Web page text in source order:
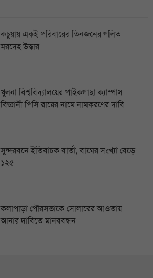
কচুয়ায় একই পরিবারের তিনজনের গলিত
মরদেহ উদ্ধার
খুলনা বিশ্ববিদ্যালয়ের পাইকগাছা ক্যাম্পাস
বিজ্ঞানী পিসি রায়ের নামে নামকরণের দাবি
সুন্দরবনে ইতিবাচক বার্তা, বাঘের সংখ্যা বেড়ে
১২৫
কলাপাড়া পৌরসভাকে সোলারের আওতায়
আনার দাবিতে মানববন্ধন